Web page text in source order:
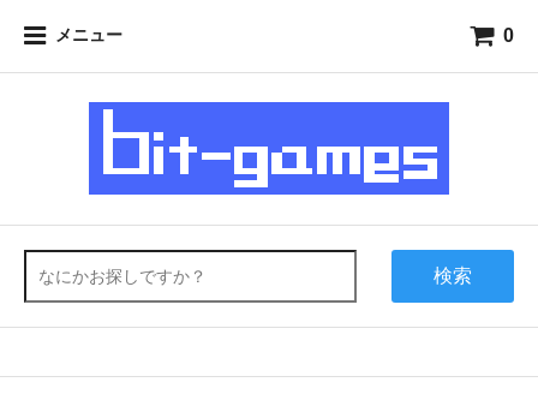
メニュー 0
検索